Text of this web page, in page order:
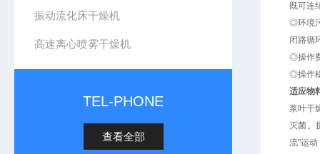
振动流化床干燥机
高速离心喷雾干燥机
TEL-PHONE
查看全部
既可连
◎环境
闭路循
◎操作
◎操作
适应物
浆叶干
灭菌。
流"运